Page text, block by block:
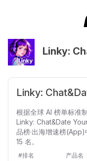
Linky:
Linky:
根据全球 AI 榜单标准
Linky: Chat&Date
品榜·出海增速榜
15 名。
#排名 产品名